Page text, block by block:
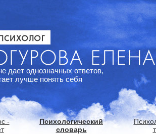
дает однозначных ответов,
лучше понять себя
-
Психологический
словарь